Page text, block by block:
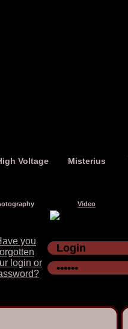
Voltage Misterius
Video
you
login or